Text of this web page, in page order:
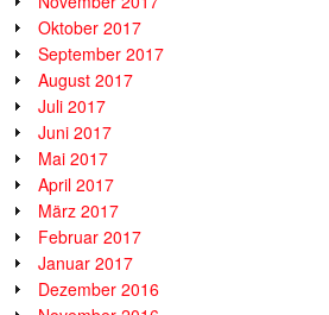
Oktober 2017
September 2017
August 2017
Juli 2017
Juni 2017
Mai 2017
April 2017
März 2017
Februar 2017
Januar 2017
Dezember 2016